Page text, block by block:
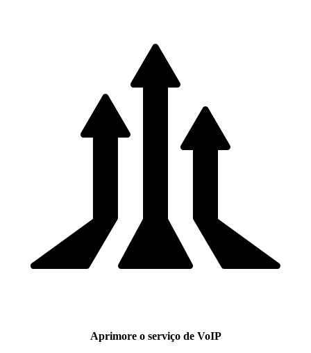
Aprimore o serviço de VoIP